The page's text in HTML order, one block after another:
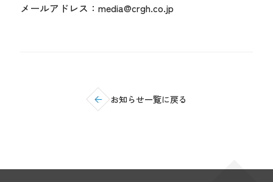
メールアドレス：media@crgh.co.jp
お知らせ一覧に戻る